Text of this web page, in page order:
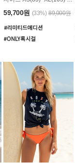
59,700원 (33%) 89,000원